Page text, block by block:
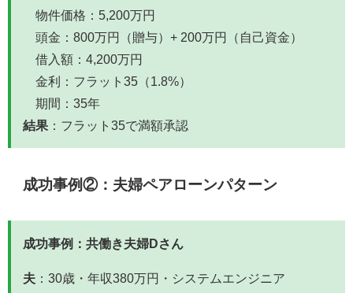
物件価格：5,200万円
頭金：800万円（贈与）+ 200万円（自己資金）
借入額：4,200万円
金利：フラット35（1.8%）
期間：35年
結果 ：フラット35で満額承認
成功事例②：夫婦ペアローンパターン
成功事例：共働き夫婦Dさん
夫 ：30歳・年収380万円・システムエンジニア